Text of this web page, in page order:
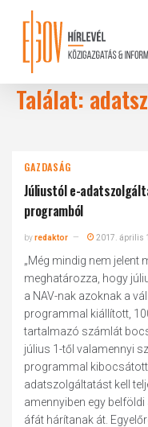
content
Találat:
GAZDASÁG
Júliustól e-
programból
byredaktor 2017. április
„Még mindig nem jelent
meghatározza, hogy
a NAV-nak azoknak a
programmal kiállított,
tartalmazó számlát
július 1-től valamennyi
programmal
adatszolgáltatást kell
amennyiben egy
áfát hárítanak át.